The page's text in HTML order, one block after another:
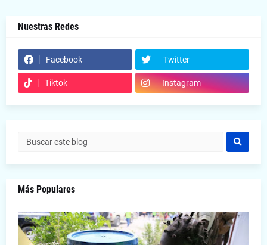
Nuestras Redes
Facebook Twitter
Tiktok Instagram
Más Populares